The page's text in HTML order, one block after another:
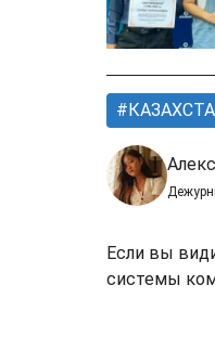
Если вы
системы